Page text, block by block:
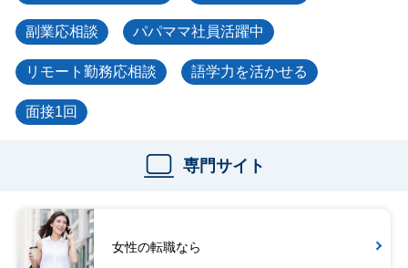
副業応相談 パパママ社員活躍中
リモート勤務応相談 語学力を活かせる
面接1回
専門サイト
女性の転職なら